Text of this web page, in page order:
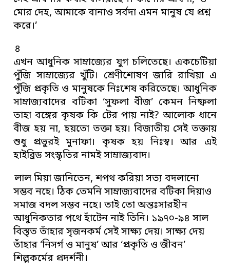
মোর দেহ, আমাকে বানাও সর্বদা এমন মানুষ যে প্রশ্ন
করে।’
৪
এখন আধুনিক সাম্রাজ্যের যুগ চলিতেছে। একচেটিয়া
পুঁজি সাম্রাজ্যের খুঁটি। শ্রেণীশোষণ জারি রাখিয়া এ
পুঁজি প্রকৃতি ও মানুষকে নিঃশেষ করিতেছে। আধুনিক
সাম্রাজ্যবাদের বটিকা ‘সুফলা বীজ’ কেমন নিষ্ফলা
তাহা বঙ্গের কৃষক কি টের পায় নাই? আলোক ধানে
বীজ হয় না, হয়তো তক্তা হয়। বিজাতীয় সেই তক্তায়
শুধু প্রভুরই মুনাফা। কৃষক হয় নিঃস্ব। আর এই
হাইব্রিড সংস্কৃতির নামই সাম্রাজ্যবাদ।
লাল মিয়া জানিতেন, শপথ করিয়া সত্য বদলানো
সম্ভব নহে। ঠিক তেমনি সাম্রাজ্যবাদের বটিকা দিয়াও
সমাজ বদল সম্ভব নহে। তাই তো অন্তঃসারহীন
আধুনিকতার পথে হাঁটেন নাই তিনি। ১৯৭০-৯৪ সাল
বিস্তৃত তাঁহার সৃজনকর্ম সেই সাক্ষ্য দেয়। সাক্ষ্য দেয়
তাঁহার ‘নিসর্গ ও মানুষ’ আর ‘প্রকৃতি ও জীবন’
শিল্পকর্মের প্রদর্শনী।